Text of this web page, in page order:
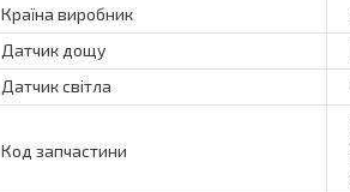
Країна виробник
Датчик дощу
Датчик світла
Код запчастини